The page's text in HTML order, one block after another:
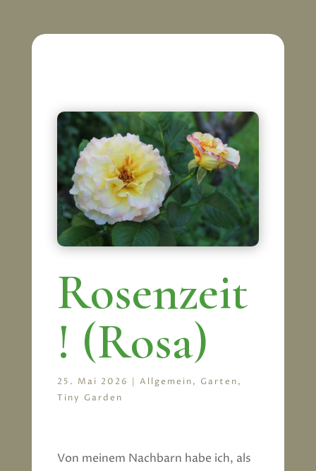
Rosenzeit
! (Rosa)
25. Mai 2026 | Allgemein, Garten,
Tiny Garden
Von meinem Nachbarn habe ich, als